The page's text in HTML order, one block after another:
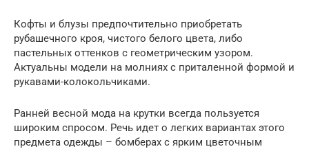
Кофты и блузы предпочтительно приобретать
рубашечного кроя, чистого белого цвета, либо
пастельных оттенков с геометрическим узором.
Актуальны модели на молниях с приталенной формой и
рукавами-колокольчиками.
Ранней весной мода на крутки всегда пользуется
широким спросом. Речь идет о легких вариантах этого
предмета одежды – бомберах с ярким цветочным